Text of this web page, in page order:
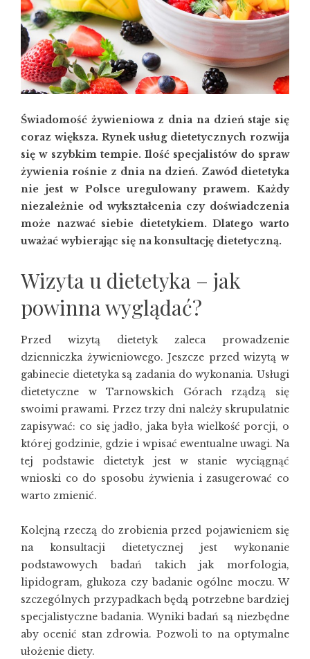
Świadomość żywieniowa z dnia na dzień staje się
coraz większa. Rynek usług dietetycznych rozwija
się w szybkim tempie. Ilość specjalistów do spraw
żywienia rośnie z dnia na dzień. Zawód dietetyka
nie jest w Polsce uregulowany prawem. Każdy
niezależnie od wykształcenia czy doświadczenia
może nazwać siebie dietetykiem. Dlatego warto
uważać wybierając się na konsultację dietetyczną.
Wizyta u dietetyka – jak
powinna wyglądać?
Przed wizytą dietetyk zaleca prowadzenie
dzienniczka żywieniowego. Jeszcze przed wizytą w
gabinecie dietetyka są zadania do wykonania. Usługi
dietetyczne w Tarnowskich Górach rządzą się
swoimi prawami. Przez trzy dni należy skrupulatnie
zapisywać: co się jadło, jaka była wielkość porcji, o
której godzinie, gdzie i wpisać ewentualne uwagi. Na
tej podstawie dietetyk jest w stanie wyciągnąć
wnioski co do sposobu żywienia i zasugerować co
warto zmienić.
Kolejną rzeczą do zrobienia przed pojawieniem się
na konsultacji dietetycznej jest wykonanie
podstawowych badań takich jak morfologia,
lipidogram, glukoza czy badanie ogólne moczu. W
szczególnych przypadkach będą potrzebne bardziej
specjalistyczne badania. Wyniki badań są niezbędne
aby ocenić stan zdrowia. Pozwoli to na optymalne
ułożenie diety.